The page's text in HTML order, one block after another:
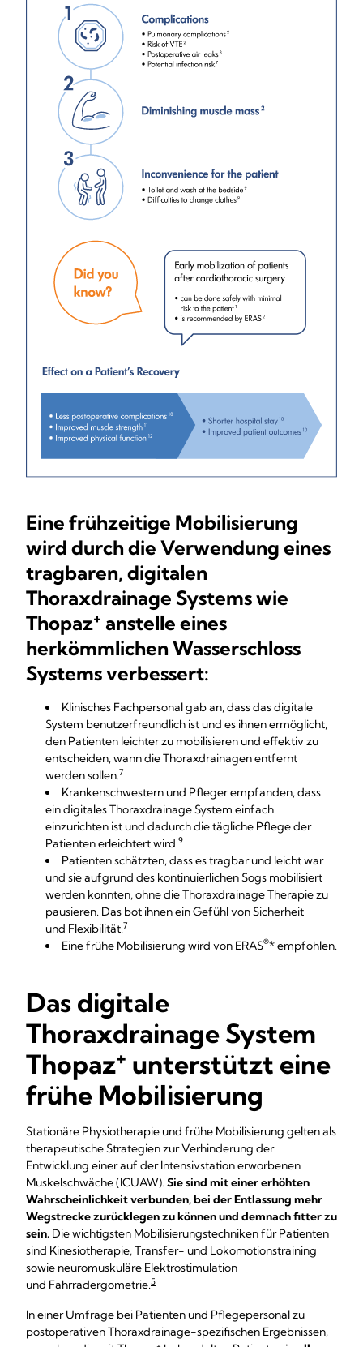
Eine frühzeitige Mobilisierung
wird durch die Verwendung eines
tragbaren, digitalen
Thoraxdrainage Systems wie
Thopaz+ anstelle eines
herkömmlichen Wasserschloss
Systems verbessert:
Klinisches Fachpersonal gab an, dass das digitale
System benutzerfreundlich ist und es ihnen ermöglicht,
den Patienten leichter zu mobilisieren und effektiv zu
entscheiden, wann die Thoraxdrainagen entfernt
werden sollen.7
Krankenschwestern und Pfleger empfanden, dass
ein digitales Thoraxdrainage System einfach
einzurichten ist und dadurch die tägliche Pflege der
Patienten erleichtert wird.9
Patienten schätzten, dass es tragbar und leicht war
und sie aufgrund des kontinuierlichen Sogs mobilisiert
werden konnten, ohne die Thoraxdrainage Therapie zu
pausieren. Das bot ihnen ein Gefühl von Sicherheit
und Flexibilität.7
Eine frühe Mobilisierung wird von ERAS®* empfohlen.
Das digitale
Thoraxdrainage System
Thopaz+ unterstützt eine
frühe Mobilisierung
Stationäre Physiotherapie und frühe Mobilisierung gelten als
therapeutische Strategien zur Verhinderung der
Entwicklung einer auf der Intensivstation erworbenen
Muskelschwäche (ICUAW).Sie sind mit einer erhöhten
Wahrscheinlichkeit verbunden, bei der Entlassung mehr
Wegstrecke zurücklegen zu können und demnach fitter zu
sein. Die wichtigsten Mobilisierungstechniken für Patienten
sind Kinesiotherapie, Transfer- und Lokomotionstraining
sowie neuromuskuläre Elektrostimulation
und Fahrradergometrie.5
In einer Umfrage bei Patienten und Pflegepersonal zu
postoperativen Thoraxdrainage-spezifischen Ergebnissen,